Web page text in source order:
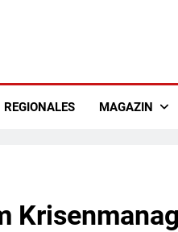
REGIONALES MAGAZIN